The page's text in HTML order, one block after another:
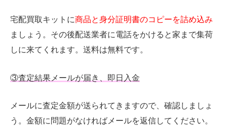
宅配買取キットに商品と身分証明書のコピーを詰め込み
ましょう。その後配送業者に電話をかけると家まで集荷
しに来てくれます。送料は無料です。
③査定結果メールが届き、即日入金
メールに査定金額が送られてきますので、確認しましょ
う。金額に問題がなければメールを返信してください。